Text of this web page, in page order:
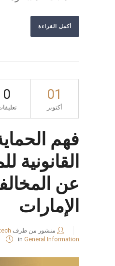
أكمل القراءة
01
أكتوبر
0
فهم
القانونية
عن
الإمارات
منشور من طرف
in General Information